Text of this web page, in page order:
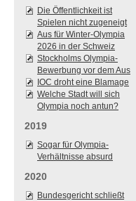
Die Öffentlichkeit ist
Spielen nicht zugeneigt
Aus für Winter-Olympia
2026 in der Schweiz
Stockholms Olympia-
Bewerbung vor dem Aus
IOC droht eine Blamage
Welche Stadt will sich
Olympia noch antun?
2019
Sogar für Olympia-
Verhältnisse absurd
2020
Bundesgericht schließt